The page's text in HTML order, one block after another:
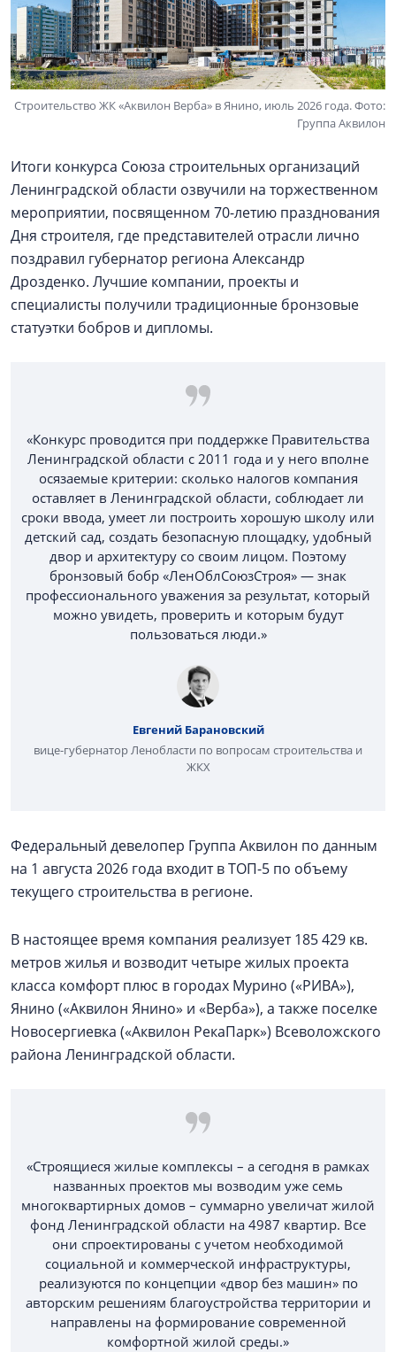
Строительство ЖК «Аквилон Верба» в Янино, июль 2026 года. Фото:
Группа Аквилон
Итоги конкурса Союза строительных организаций
Ленинградской области озвучили на торжественном
мероприятии, посвященном 70-летию празднования
Дня строителя, где представителей отрасли лично
поздравил губернатор региона Александр
Дрозденко. Лучшие компании, проекты и
специалисты получили традиционные бронзовые
статуэтки бобров и дипломы.
«Конкурс проводится при поддержке Правительства
Ленинградской области с 2011 года и у него вполне
осязаемые критерии: сколько налогов компания
оставляет в Ленинградской области, соблюдает ли
сроки ввода, умеет ли построить хорошую школу или
детский сад, создать безопасную площадку, удобный
двор и архитектуру со своим лицом. Поэтому
бронзовый бобр «ЛенОблСоюзСтроя» — знак
профессионального уважения за результат, который
можно увидеть, проверить и которым будут
пользоваться люди.»
Евгений Барановский
вице-губернатор Ленобласти по вопросам строительства и
ЖКХ
Федеральный девелопер Группа Аквилон по данным
на 1 августа 2026 года входит в ТОП-5 по объему
текущего строительства в регионе.
В настоящее время компания реализует 185 429 кв.
метров жилья и возводит четыре жилых проекта
класса комфорт плюс в городах Мурино («РИВА»),
Янино («Аквилон Янино» и «Верба»), а также поселке
Новосергиевка («Аквилон РекаПарк») Всеволожского
района Ленинградской области.
«Строящиеся жилые комплексы – а сегодня в рамках
названных проектов мы возводим уже семь
многоквартирных домов – суммарно увеличат жилой
фонд Ленинградской области на 4987 квартир. Все
они спроектированы с учетом необходимой
социальной и коммерческой инфраструктуры,
реализуются по концепции «двор без машин» по
авторским решениям благоустройства территории и
направлены на формирование современной
комфортной жилой среды.»